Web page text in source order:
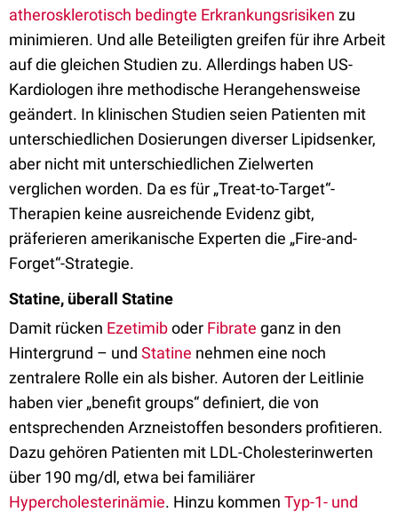
atherosklerotisch bedingte Erkrankungsrisiken zu
minimieren. Und alle Beteiligten greifen für ihre Arbeit
auf die gleichen Studien zu. Allerdings haben US-
Kardiologen ihre methodische Herangehensweise
geändert. In klinischen Studien seien Patienten mit
unterschiedlichen Dosierungen diverser Lipidsenker,
aber nicht mit unterschiedlichen Zielwerten
verglichen worden. Da es für „Treat-to-Target“-
Therapien keine ausreichende Evidenz gibt,
präferieren amerikanische Experten die „Fire-and-
Forget“-Strategie.
Statine, überall Statine
Damit rücken Ezetimiboder Fibrate ganz in den
Hintergrund – und Statine nehmen eine noch
zentralere Rolle ein als bisher. Autoren der Leitlinie
haben vier „benefit groups“ definiert, die von
entsprechenden Arzneistoffen besonders profitieren.
Dazu gehören Patienten mit LDL-Cholesterinwerten
über 190 mg/dl, etwa bei familiärer
Hypercholesterinämie. Hinzu kommen Typ-1- und